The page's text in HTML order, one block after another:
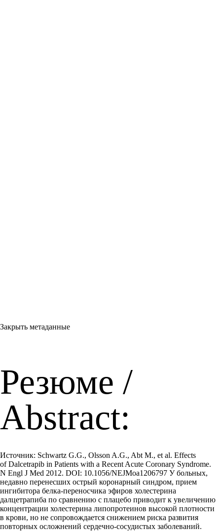
Закрыть метаданные
Резюме /
Abstract:
Источник: Schwartz G.G., Olsson A.G., Abt M., et al. Effects
of Dalcetrapib in Patients with a Recent Acute Coronary Syndrome.
N Engl J Med 2012. DOI: 10.1056/NEJMoa1206797 У больных,
недавно перенесших острый коронарный синдром, прием
ингибитора белка-переносчика эфиров холестерина
далцетрапиба по сравнению с плацебо приводит к увеличению
концентрации холестерина липопротеинов высокой плотности
в крови, но не сопровождается снижением риска развития
повторных осложнений сердечно-сосудистых заболеваний.